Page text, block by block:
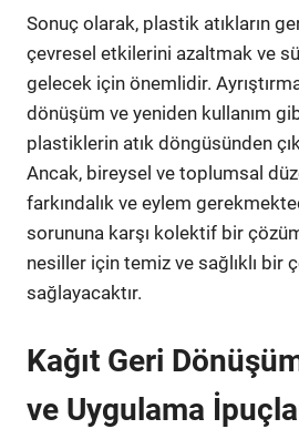
Sonuç olarak, plastik atıkların
çevresel etkilerini azaltmak ve
gelecek için önemlidir.
dönüşüm ve yeniden kullanım
plastiklerin atık döngüsünden
Ancak, bireysel ve toplumsal
farkındalık ve eylem
sorununa karşı kolektif bir
nesiller için temiz ve sağlıklı bir
sağlayacaktır.
Kağıt Geri
ve Uygulama